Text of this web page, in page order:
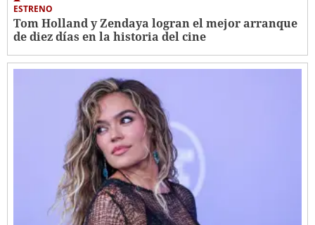
ESTRENO
Tom Holland y Zendaya logran el mejor arranque
de diez días en la historia del cine